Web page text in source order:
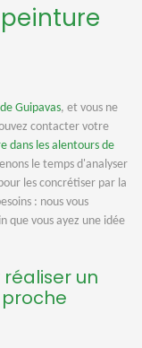
Guipavas, et vous ne
contacter votre
dans les alentours de
le temps d'analyser
les concrétiser par la
: nous vous
que vous ayez une idée
un